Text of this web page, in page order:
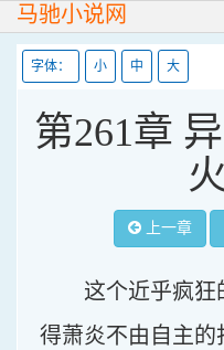
马驰小说网
字体： 小 中 大
第261章
上一章
这个近乎疯狂
得萧炎不由自主